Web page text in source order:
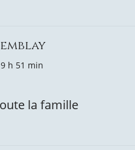
h 51 min
la famille